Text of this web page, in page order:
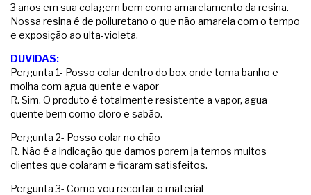
3 anos em sua colagem bem como amarelamento da resina.
Nossa resina é de poliuretano o que não amarela com o tempo
e exposição ao ulta-violeta.
DUVIDAS:
Pergunta 1- Posso colar dentro do box onde toma banho e
molha com agua quente e vapor
R. Sim. O produto é totalmente resistente a vapor, agua
quente bem como cloro e sabão.
Pergunta 2- Posso colar no chão
R. Não é a indicação que damos porem ja temos muitos
clientes que colaram e ficaram satisfeitos.
Pergunta 3- Como vou recortar o material